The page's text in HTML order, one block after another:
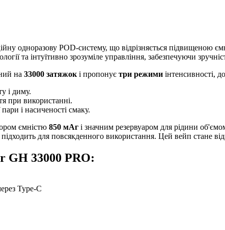
одноразову POD-систему, що відрізняється підвищеною
та інтуїтивно зрозуміле управління, забезпечуючи
на 33000 затяжок і пропонує три режими інтенсивності,
і диму.
при використанні.
і насиченості смаку.
ємністю 850 мАг і значним резервуаром для рідини
для повсякденного використання. Цей вейп стане
33000 PRO:
Type-C